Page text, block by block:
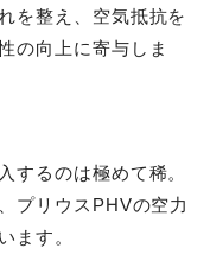
を整え、空気抵抗を
の向上に寄与しま
するのは極めて稀。
プリウスPHVの空力
ます。